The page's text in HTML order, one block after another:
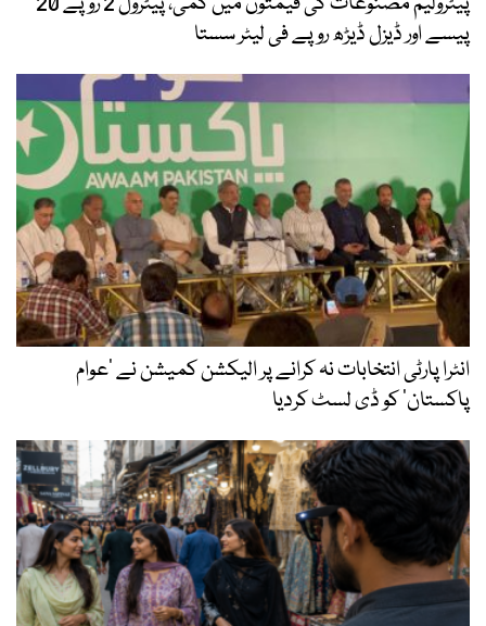
پیسے اور ڈیزل ڈیڑھ روپے فی لیٹر سستا
انٹرا پارٹی انتخابات نہ کرانے پر الیکشن کمیشن نے ’عوام
پاکستان‘ کو ڈی لسٹ کردیا